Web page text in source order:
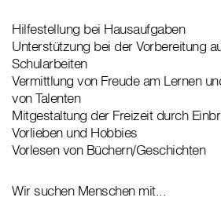
Hilfestellung bei Hausaufgaben
Unterstützung bei der Vorbereitung
Schularbeiten
Vermittlung von Freude am Lernen
von Talenten
Mitgestaltung der Freizeit durch
Vorlieben und Hobbies
Vorlesen von Büchern/Geschichten
Wir suchen Menschen mit...